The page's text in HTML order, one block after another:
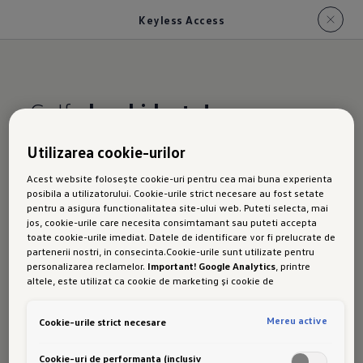
Keyless Access
Golf,deschide-te!
Noul Golf:
Keyless Access
Elimină căutarea cheii mașinii în buzunarul
pantalonilor, poșetei sau jachetei: atât timp cât
1,5 metri de noul tău Golf ,
hayonul se
Utilizarea cookie-urilor
Acest website folosește cookie-uri pentru cea mai buna experienta
posibila a utilizatorului. Cookie-urile strict necesare au fost setate
pentru a asigura functionalitatea site-ului web. Puteti selecta, mai
jos, cookie-urile care necesita consimtamant sau puteti accepta
toate cookie-urile imediat. Datele de identificare vor fi prelucrate de
partenerii nostri, in consecinta.Cookie-urile sunt utilizate pentru
personalizarea reclamelor. Important! Google Analytics, printre
altele, este utilizat ca cookie de marketing și cookie de
protectie a datelor decat Uniunea Europeana. Prin urmare, nu poate
date datorita legislatiei actuale. Ca urmare, interferenta cu
Cookie-urile strict necesare Mereu active
Cookie-uri de performanta (inclusiv